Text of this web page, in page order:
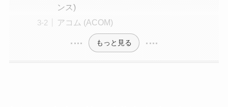
ンス)
アコム (ACOM)
もっと見る